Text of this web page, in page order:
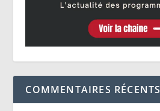
COMMENTAIRES RÉCENTS